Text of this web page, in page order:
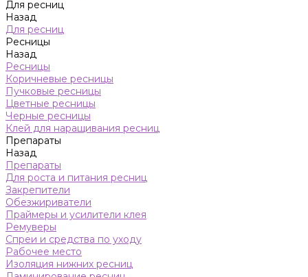
Для ресниц
Назад
Для ресниц
Ресницы
Назад
Ресницы
Коричневые ресницы
Пучковые ресницы
Цветные ресницы
Черные ресницы
Клей для наращивания ресниц
Препараты
Назад
Препараты
Для роста и питания ресниц
Закрепители
Обезжириватели
Праймеры и усилители клея
Ремуверы
Спреи и средства по уходу
Рабочее место
Изоляция нижних ресниц